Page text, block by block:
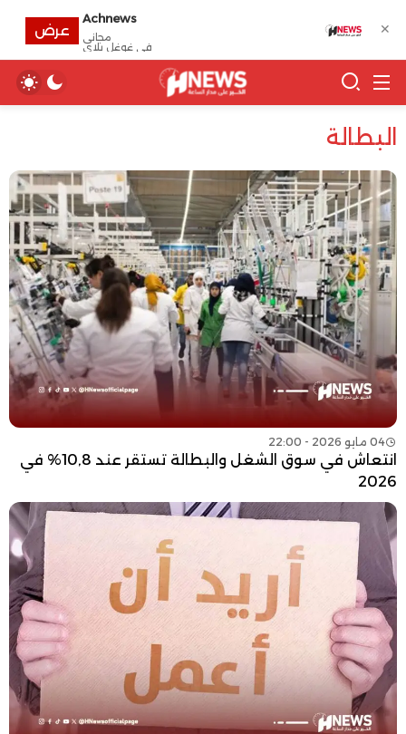
البطالة
04 مايو 2026 - 22:00
انتعاش في سوق الشغل والبطالة تستقر عند 10,8% في
2026
✕
Achnews
مجانى
في غوغل بلاي
عرض